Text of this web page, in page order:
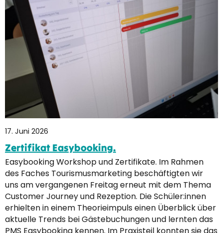
17. Juni 2026
Zertifikat Easybooking.
Easybooking Workshop und Zertifikate. Im Rahmen
des Faches Tourismusmarketing beschäftigten wir
uns am vergangenen Freitag erneut mit dem Thema
Customer Journey und Rezeption. Die Schüler:innen
erhielten in einem Theorieimpuls einen Überblick über
aktuelle Trends bei Gästebuchungen und lernten das